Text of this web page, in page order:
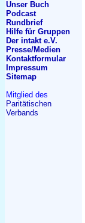
Unser Buch
Podcast
Rundbrief
Hilfe für Gruppen
Der intakt e.V.
Presse/Medien
Kontaktformular
Impressum
Sitemap
Mitglied des
Paritätischen
Verbands